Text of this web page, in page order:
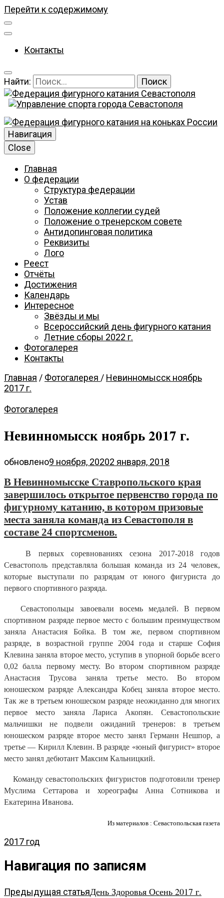
Перейти к содержимому
Контакты
Найти:
Федерация
фигурного
катания
Севастополя
Навигация
Close
Главная
О федерации
Структура федерации
Устав
Положение коллегии судей
Положение о тренерском совете
Антидопинговая политика
Реквизиты
Лого
Реест
Отчёты
Достижения
Календарь
Интересное
Звёзды и мы
Всероссийский день фигурного катания
Летние сборы 2022 г.
Фотогалерея
Контакты
Главная / Фотогалерея / Невинномысск ноябрь
2017 г.
Фотогалерея
Невинномысск ноябрь 2017 г.
обновлено9 ноября, 20202 января, 2018
В Невинномысске Ставропольского края
завершилось открытое первенство города по
фигурному катанию, в котором призовые
места заняла команда из Севастополя в
составе 24 спортсменов.
В первых соревнованиях сезона 2017-2018 годов
Севастополь представляла большая команда из 24 человек,
которые выступали по разрядам от юного фигуриста до
первого спортивного разряда.
Севастопольцы завоевали восемь медалей. В первом
спортивном разряде первое место с большим преимуществом
заняла Анастасия Бойка. В том же, первом спортивном
разряде, в возрастной группе 2004 года и старше София
Клевина заняла второе место, уступив в упорной борьбе всего
0,02 балла первому месту. Во втором спортивном разряде
Анастасия Трусова заняла третье место. Во втором
юношеском разряде Александра Кобец заняла второе место.
Так же в третьем юношеском разряде неожиданно для многих
первое место заняла Лариса Акопян. Севастопольские
мальчишки не подвели ожиданий тренеров: в третьем
юношеском разряде второе место занял Германн Нешпор, а
третье — Кирилл Клевин. В разряде «юный фигурист» второе
место занял дебютант Максим Кальницкий.
Команду севастопольских фигуристов подготовили тренер
Муслима Сеттарова и хореографы Анна Сотникова и
Екатерина Иванова.
Из материалов : Севастопольская газета
2017 год
Навигация по записям
Предыдущая статьяДень Здоровья Осень 2017 г.